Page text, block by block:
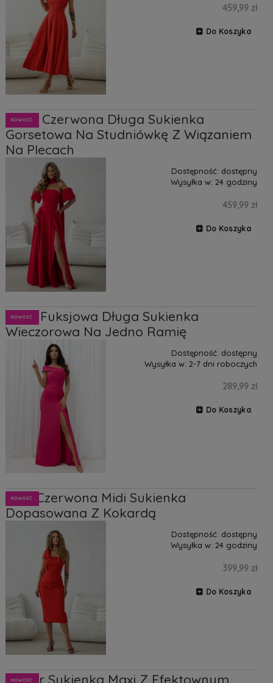
459,99 zł
Do Koszyka
Kiara Czerwona Długa Sukienka
Gorsetowa Na Studniówkę Z Wiązaniem
Na Plecach
Dostępność: dostępny
Wysyłka w: 24 godziny
459,99 zł
Do Koszyka
NOWOŚĆ
Kristi Fuksjowa Długa Sukienka
Wieczorowa Na Jedno Ramię
Dostępność: dostępny
Wysyłka w: 2-7 dni roboczych
289,99 zł
Do Koszyka
NOWOŚĆ
Pola Czerwona Midi Sukienka
Dopasowana Z Kokardą
Dostępność: dostępny
Wysyłka w: 24 godziny
399,99 zł
Do Koszyka
NOWOŚĆ
Taylor Sukienka Maxi Z Efektownym
NOWOŚĆ